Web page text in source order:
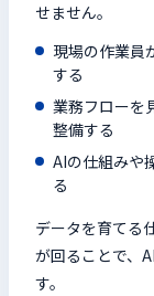
せません。
現場の作業員
する
業務フローを
整備する
AIの仕組みや
る
データを育てる
が回ることで、
す。